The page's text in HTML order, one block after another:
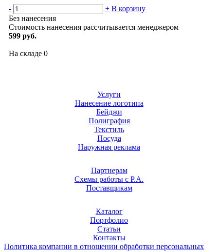
- + В корзину
Без нанесения
Стоимость нанесения рассчитывается менеджером
599 руб.
На складе 0
Услуги
Нанесение логотипа
Бейджи
Полиграфия
Текстиль
Посуда
Наружная реклама
Партнерам
Схемы работы с Р.А.
Поставщикам
Каталог
Портфолио
Статьи
Контакты
Политика компании в отношении обработки персональных